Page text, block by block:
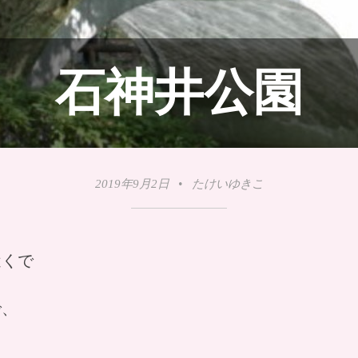
石神井公園
2019年9月2日 • たけいゆきこ
で